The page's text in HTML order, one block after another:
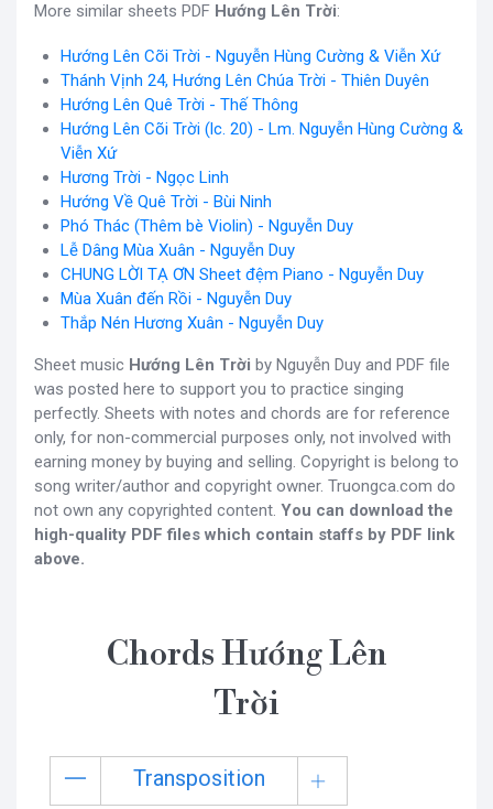
More similar sheets PDF Hướng Lên Trời:
Hướng Lên Cõi Trời - Nguyễn Hùng Cường & Viễn Xứ
Thánh Vịnh 24, Hướng Lên Chúa Trời - Thiên Duyên
Hướng Lên Quê Trời - Thế Thông
Hướng Lên Cõi Trời (lc. 20) - Lm. Nguyễn Hùng Cường &
Viễn Xứ
Hương Trời - Ngọc Linh
Hướng Về Quê Trời - Bùi Ninh
Phó Thác (Thêm bè Violin) - Nguyễn Duy
Lễ Dâng Mùa Xuân - Nguyễn Duy
CHUNG LỜI TẠ ƠN Sheet đệm Piano - Nguyễn Duy
Mùa Xuân đến Rồi - Nguyễn Duy
Thắp Nén Hương Xuân - Nguyễn Duy
Sheet music Hướng Lên Trời by Nguyễn Duy and PDF file
was posted here to support you to practice singing
perfectly. Sheets with notes and chords are for reference
only, for non-commercial purposes only, not involved with
earning money by buying and selling. Copyright is belong to
song writer/author and copyright owner. Truongca.com do
not own any copyrighted content. You can download the
high-quality PDF files which contain staffs by PDF link
above.
Chords Hướng Lên
Trời
Transposition